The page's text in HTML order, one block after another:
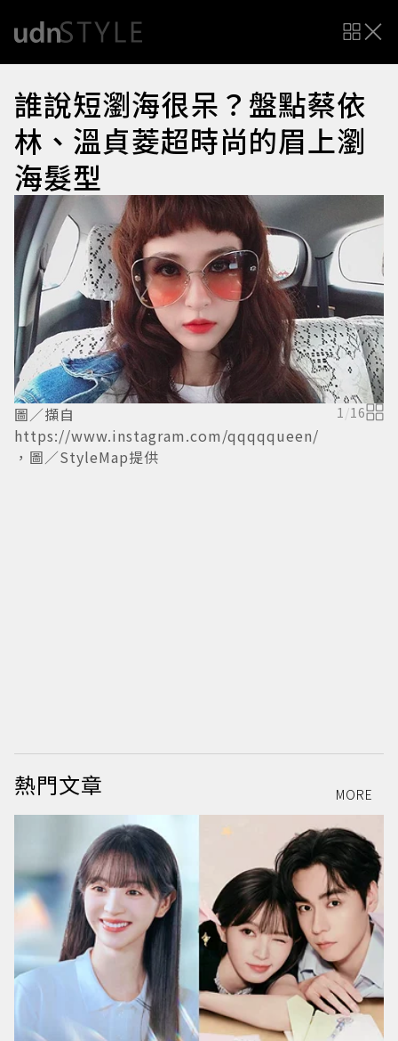
誰說短瀏海很呆？盤點蔡依
林、溫貞菱超時尚的眉上瀏
海髮型
圖／擷自
https://www.instagram.com/qqqqqueen/
，圖／StyleMap提供
1 /16
熱門文章 MORE